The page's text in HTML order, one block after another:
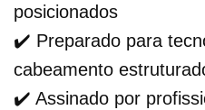
posicionados
✔️ Preparado para
cabeamento
✔️ Assinado por